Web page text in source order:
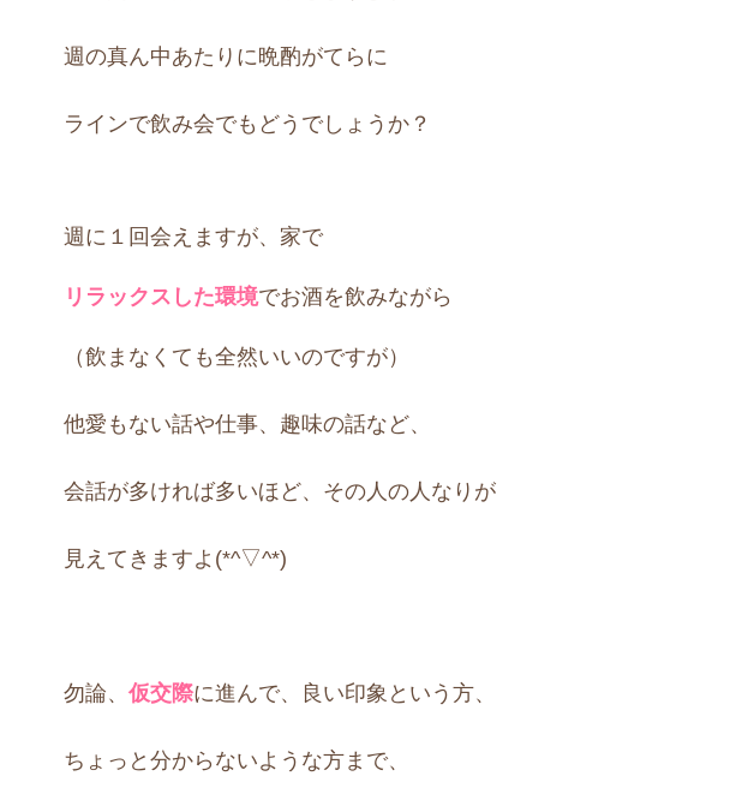
週の真ん中あたりに晩酌がてらに
ラインで飲み会でもどうでしょうか？
週に１回会えますが、家で
リラックスした環境でお酒を飲みながら
（飲まなくても全然いいのですが）
他愛もない話や仕事、趣味の話など、
会話が多ければ多いほど、その人の人なりが
見えてきますよ(*^▽^*)
勿論、 仮交際に進んで、良い印象という方、
ちょっと分からないような方まで、